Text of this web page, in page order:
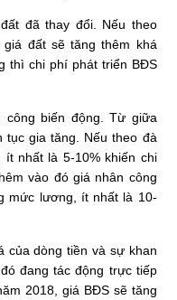
đã thay đổi. Nếu theo
đất sẽ tăng thêm khá
thì chi phí phát triển BĐS
biến động. Từ giữa
tục gia tăng. Nếu theo đà
ít nhất là 5-10% khiến chi
vào đó giá nhân công
mức lương, ít nhất là 10-
của dòng tiền và sự khan
đang tác động trực tiếp
2018, giá BĐS sẽ tăng